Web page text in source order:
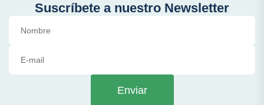
Suscríbete a nuestro Newsletter
Enviar